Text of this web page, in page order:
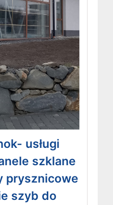
usługi
szklane
prysznicowe
szyb do